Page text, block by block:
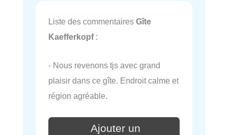
Liste des commentaires Gîte
Kaefferkopf:
- Nous revenons tjs avec grand
plaisir dans ce gîte. Endroit calme et
région agréable.
Ajouter un